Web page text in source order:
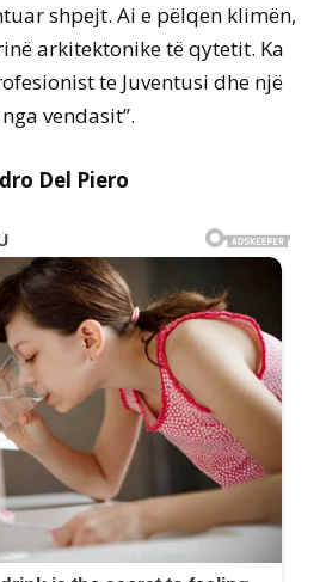
shpejt. Ai e pëlqen klimën,
arkitektonike të qytetit. Ka
te Juventusi dhe një
vendasit”.
Del Piero